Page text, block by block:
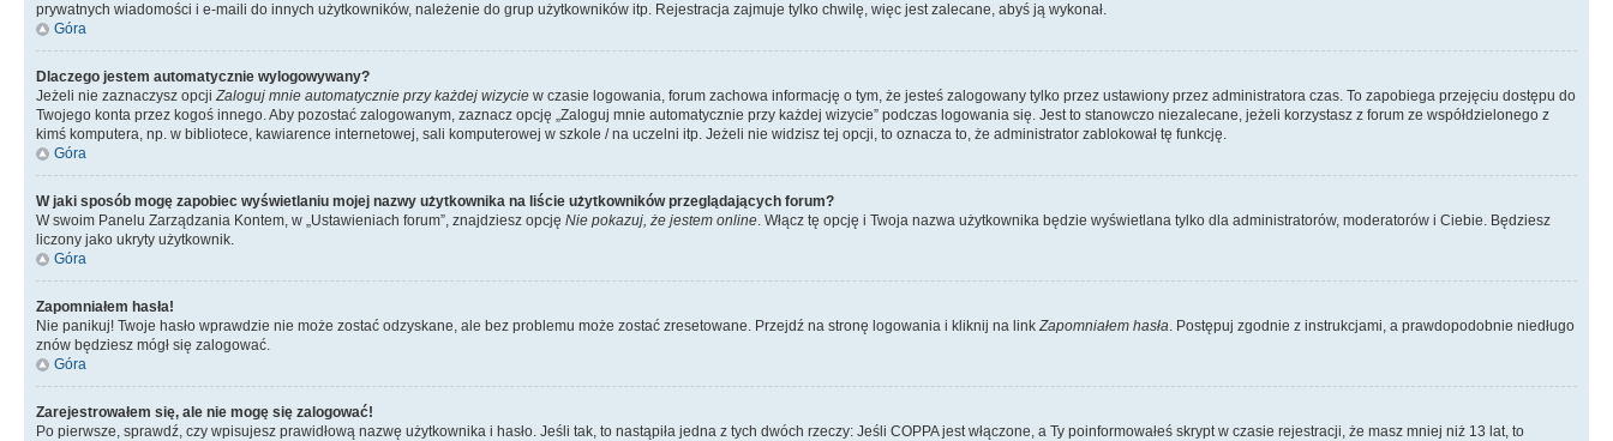
prywatnych wiadomości i e-maili do innych użytkowników, należenie do grup użytkowników itp. Rejestracja zajmuje tylko chwilę, więc jest zalecane, abyś ją wykonał.
Góra
Dlaczego jestem automatycznie wylogowywany?
Jeżeli nie zaznaczysz opcjiZaloguj mnie automatycznie przy każdej wizycie w czasie logowania, forum zachowa informację o tym, że jesteś zalogowany tylko przez ustawiony przez administratora czas. To zapobiega przejęciu dostępu do
Twojego konta przez kogoś innego. Aby pozostać zalogowanym, zaznacz opcję „Zaloguj mnie automatycznie przy każdej wizycie” podczas logowania się. Jest to stanowczo niezalecane, jeżeli korzystasz z forum ze współdzielonego z
kimś komputera, np. w bibliotece, kawiarence internetowej, sali komputerowej w szkole / na uczelni itp. Jeżeli nie widzisz tej opcji, to oznacza to, że administrator zablokował tę funkcję.
Góra
W jaki sposób mogę zapobiec wyświetlaniu mojej nazwy użytkownika na liście użytkowników przeglądających forum?
W swoim Panelu Zarządzania Kontem, w „Ustawieniach forum”, znajdziesz opcję Nie pokazuj, że jestem online. Włącz tę opcję i Twoja nazwa użytkownika będzie wyświetlana tylko dla administratorów, moderatorów i Ciebie. Będziesz
liczony jako ukryty użytkownik.
Góra
Zapomniałem hasła!
Nie panikuj! Twoje hasło wprawdzie nie może zostać odzyskane, ale bez problemu może zostać zresetowane. Przejdź na stronę logowania i kliknij na linkZapomniałem hasła. Postępuj zgodnie z instrukcjami, a prawdopodobnie niedługo
znów będziesz mógł się zalogować.
Góra
Zarejestrowałem się, ale nie mogę się zalogować!
Po pierwsze, sprawdź, czy wpisujesz prawidłową nazwę użytkownika i hasło. Jeśli tak, to nastąpiła jedna z tych dwóch rzeczy: Jeśli COPPA jest włączone, a Ty poinformowałeś skrypt w czasie rejestracji, że masz mniej niż 13 lat, to